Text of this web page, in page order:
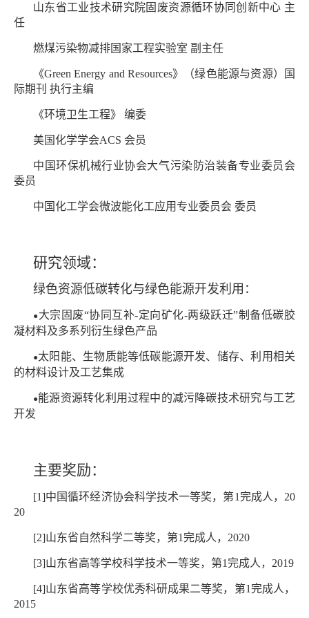
山东省工业技术研究院固废资源循环协同创新中心 主
任
燃煤污染物减排国家工程实验室 副主任
《Green Energy and Resources》（绿色能源与资源）国
际期刊 执行主编
《环境卫生工程》 编委
美国化学学会ACS 会员
中国环保机械行业协会大气污染防治装备专业委员会
委员
中国化工学会微波能化工应用专业委员会 委员
研究领域：
绿色资源低碳转化与绿色能源开发利用：
●大宗固废“协同互补-定向矿化-两级跃迁”制备低碳胶
凝材料及多系列衍生绿色产品
●太阳能、生物质能等低碳能源开发、储存、利用相关
的材料设计及工艺集成
●能源资源转化利用过程中的减污降碳技术研究与工艺
开发
主要奖励：
[1]中国循环经济协会科学技术一等奖，第1完成人，20
20
[2]山东省自然科学二等奖，第1完成人，2020
[3]山东省高等学校科学技术一等奖，第1完成人，2019
[4]山东省高等学校优秀科研成果二等奖，第1完成人，
2015